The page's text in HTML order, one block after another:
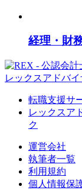
経理・財
転職支援サ
レックスア
ク
運営会社
執筆者一覧
利用規約
個人情報保